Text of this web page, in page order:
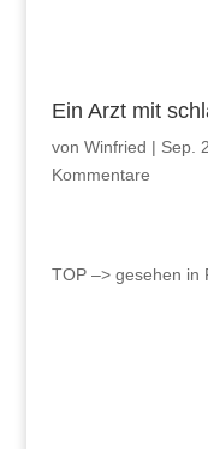
Ein Arzt mit
von Winfried | Sep.
Kommentare
TOP –> gesehen in